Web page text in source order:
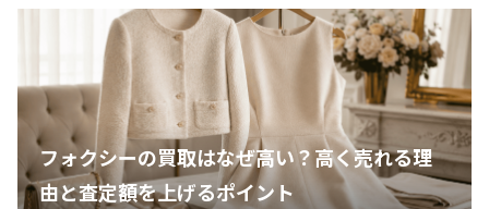
フォクシーの買取はなぜ高い？高く売れる理
由と査定額を上げるポイント